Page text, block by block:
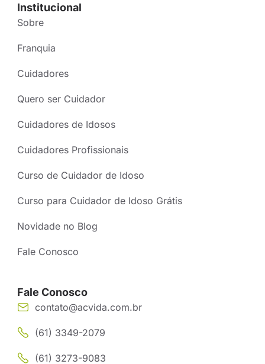
Institucional
Sobre
Franquia
Cuidadores
Quero ser Cuidador
Cuidadores de Idosos
Cuidadores Profissionais
Curso de Cuidador de Idoso
Curso para Cuidador de Idoso Grátis
Novidade no Blog
Fale Conosco
Fale Conosco
contato@acvida.com.br
(61) 3349-2079
(61) 3273-9083